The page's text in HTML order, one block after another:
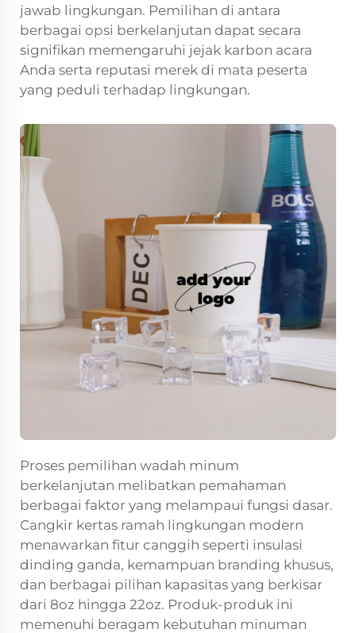
jawab lingkungan. Pemilihan di antara
berbagai opsi berkelanjutan dapat secara
signifikan memengaruhi jejak karbon acara
Anda serta reputasi merek di mata peserta
yang peduli terhadap lingkungan.
Proses pemilihan wadah minum
berkelanjutan melibatkan pemahaman
berbagai faktor yang melampaui fungsi dasar.
Cangkir kertas ramah lingkungan modern
menawarkan fitur canggih seperti insulasi
dinding ganda, kemampuan branding khusus,
dan berbagai pilihan kapasitas yang berkisar
dari 8oz hingga 22oz. Produk-produk ini
memenuhi beragam kebutuhan minuman